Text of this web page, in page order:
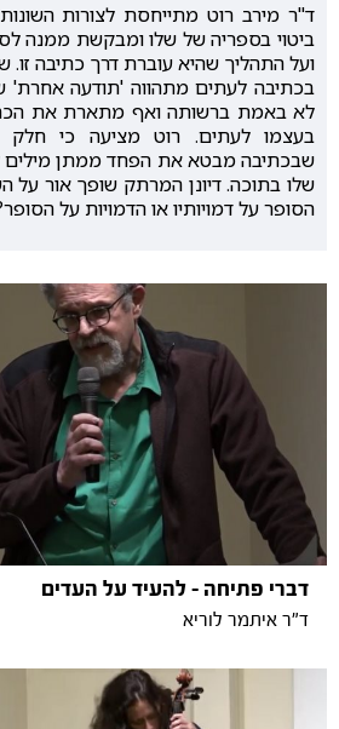
ד"ר מירב רוט מתייחסת לצורות
ביטוי בספריה של שלו ומבקשת ממנה
ועל התהליך שהיא עוברת דרך כתיבה זו.
בכתיבה לעתים מתהווה 'תודעה
לא באמת ברשותה ואף מתארת את
בעצמו לעתים. רוט מציעה כי
שבכתיבה מבטא את הפחד ממתן מילים
שלו בתוכה. דיונן המרתק שופך אור על
הסופר על דמויותיו או הדמויות על
דברי פתיחה - להעיד על העדים
ד"ר איתמר לוריא